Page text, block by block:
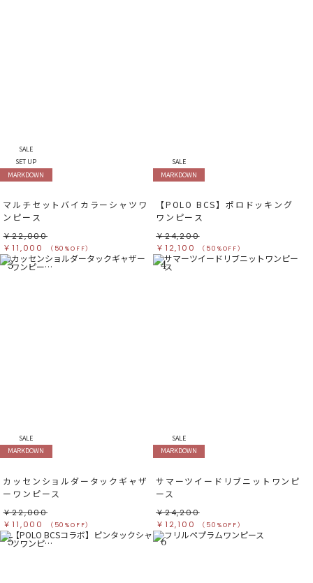
SALE
SET UP
MARKDOWN
マルチセットバイカラーシャツワ
ンピース
￥22,000
￥11,000
（50%OFF）
SALE
MARKDOWN
【POLO BCS】ポロドッキング
ワンピース
￥24,200
￥12,100
（50%OFF）
3
SALE
MARKDOWN
カッセンショルダータックギャザ
ーワンピース
￥22,000
￥11,000
（50%OFF）
4
SALE
MARKDOWN
サマーツイードリブニットワンピ
ース
￥24,200
￥12,100
（50%OFF）
5 6